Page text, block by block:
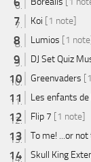
Koi [1 note]
Lumios [1
DJ Set Quiz
Greenvaders
Les enfants
Flip 7 [1 note]
To me! ...or
Skull King